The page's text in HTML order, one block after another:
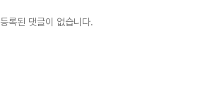
등록된 댓글이 없습니다.